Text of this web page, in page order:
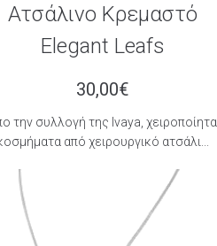
Ατσάλινο Κρεμαστό
Elegant Leafs
30,00€
την συλλογή της Ιvaya, χειροποίητα
από χειρουργικό ατσάλι...